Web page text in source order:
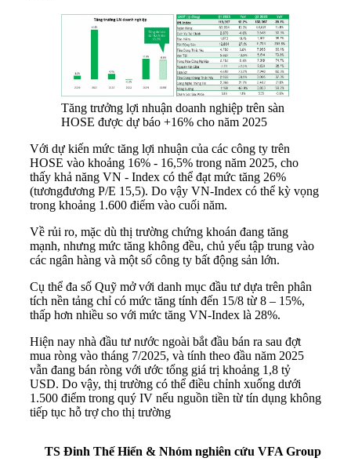
Tăng trưởng lợi nhuận doanh nghiệp trên sàn
HOSE được dự báo +16% cho năm 2025
Với dự kiến mức tăng lợi nhuận của các công ty trên
HOSE vào khoảng 16% - 16,5% trong năm 2025, cho
thấy khả năng VN - Index có thể đạt mức tăng 26%
(tươngđương P/E 15,5). Do vậy VN-Index có thể kỳ vọng
trong khoảng 1.600 điểm vào cuối năm.
Về rủi ro, mặc dù thị trường chứng khoán đang tăng
mạnh, nhưng mức tăng không đều, chủ yếu tập trung vào
các ngân hàng và một số công ty bất động sản lớn.
Cụ thể đa số Quỹ mở với danh mục đầu tư dựa trên phân
tích nền tảng chỉ có mức tăng tính đến 15/8 từ 8 – 15%,
thấp hơn nhiều so với mức tăng VN-Index là 28%.
Hiện nay nhà đầu tư nước ngoài bắt đầu bán ra sau đợt
mua ròng vào tháng 7/2025, và tính theo đầu năm 2025
vẫn đang bán ròng với ước tổng giá trị khoảng 1,8 tỷ
USD. Do vậy, thị trường có thể điều chỉnh xuống dưới
1.500 điểm trong quý IV nếu nguồn tiền từ tín dụng không
tiếp tục hỗ trợ cho thị trường
TS Đinh Thế Hiển & Nhóm nghiên cứu VFA Group